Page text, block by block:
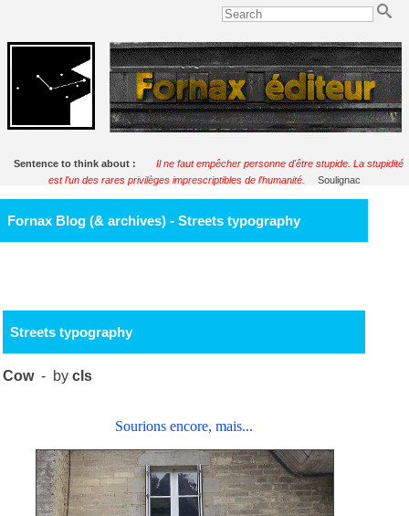
Sentence to think about :
Il ne faut empêcher personne d'être stupide. La stupidité
est l'un des rares privilèges imprescriptibles de l'humanité.
Soulignac
Fornax Blog (& archives) - Streets typography
Streets typography
Cow- bycls
Sourions encore, mais...